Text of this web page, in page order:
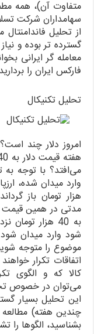
متفاوت آن)، همه
سهامداران شرکت
از تحلیل
گسترده تر بوده و
معامله گر ایرانی
فارکس ایران را
تحلیل تکنیکال
می‌افتد؟ با توجه
هزار تومان باز
مدتی در همین قیمت
به 40 هزار
شود وارد میدان
موضوع را متوجه
اتفاقات تکرار
کالا که و الگوی
می‌توان در خصوص
این تحلیل بسیار
چندین هفته)
بشناسید، الگوها را